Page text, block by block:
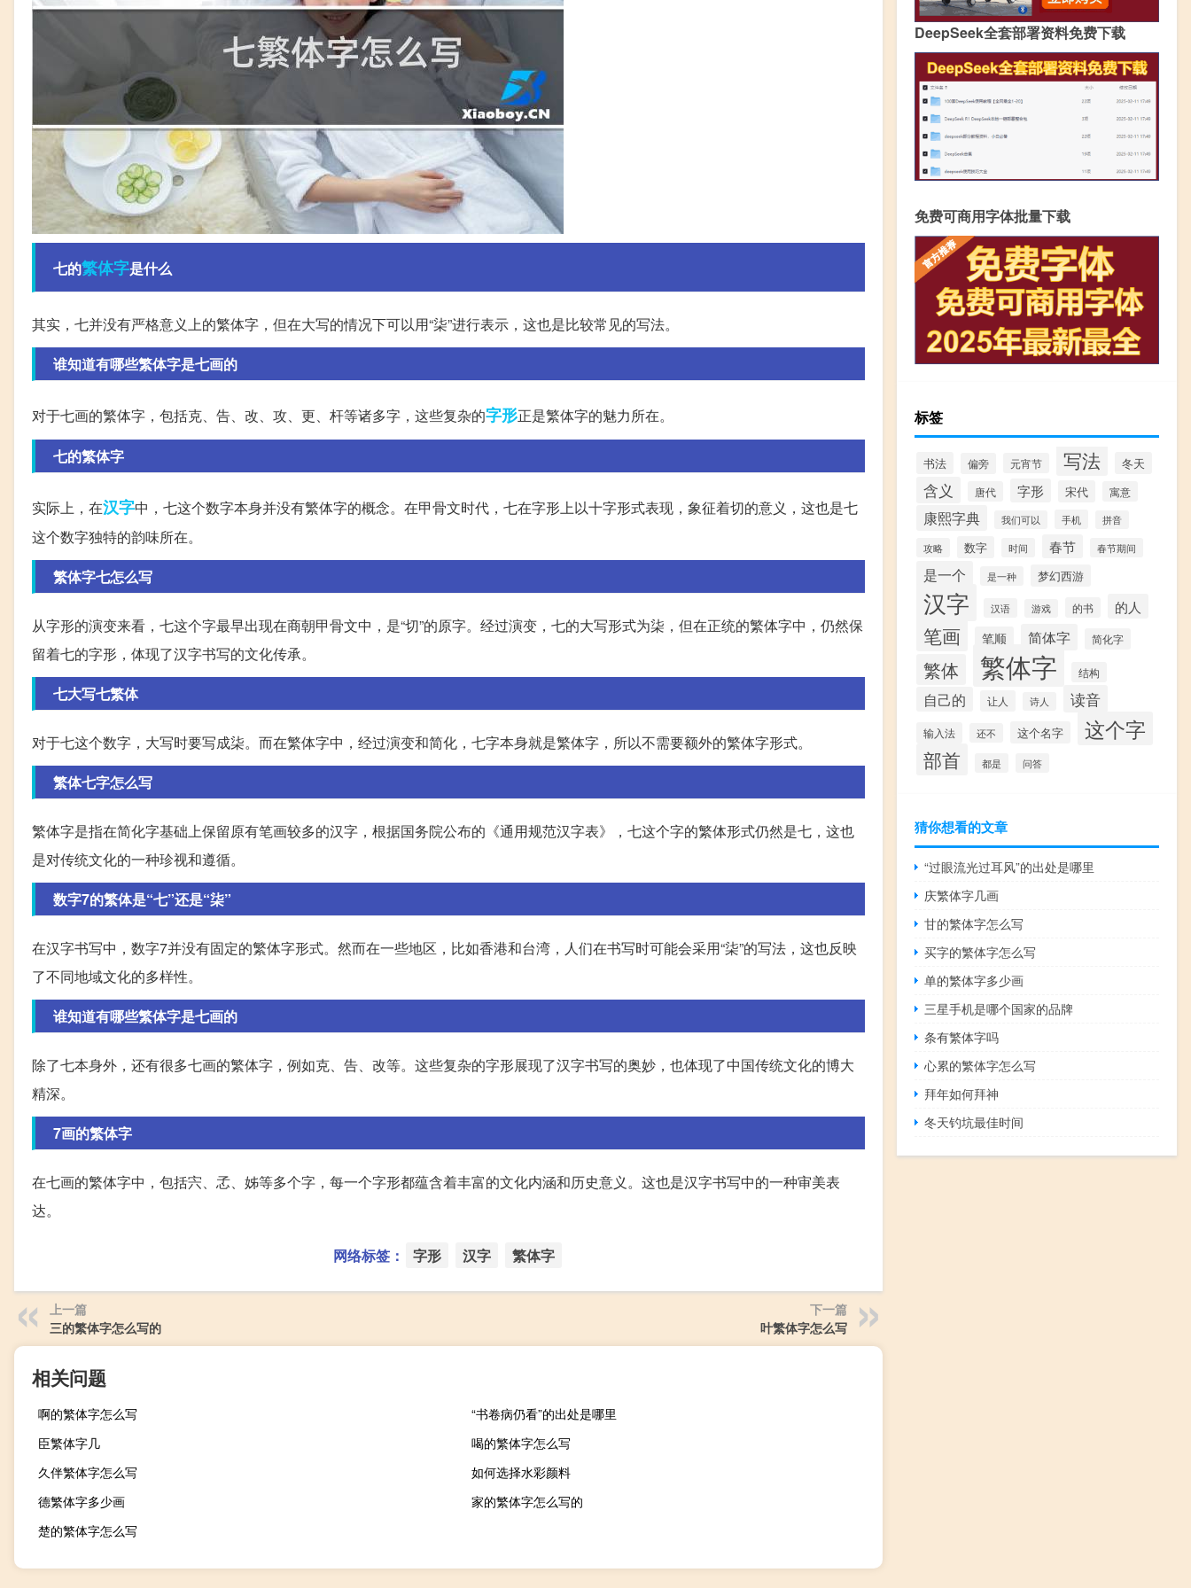
七的繁体字是什么
其实，七并没有严格意义上的繁体字，但在大写的情况下可以用“柒”进行表示，这也是比较常见的写法。
谁知道有哪些繁体字是七画的
对于七画的繁体字，包括克、告、改、攻、更、杆等诸多字，这些复杂的字形正是繁体字的魅力所在。
七的繁体字
实际上，在汉字中，七这个数字本身并没有繁体字的概念。在甲骨文时代，七在字形上以十字形式表现，象征着切的意义，这也是七
这个数字独特的韵味所在。
繁体字七怎么写
从字形的演变来看，七这个字最早出现在商朝甲骨文中，是“切”的原字。经过演变，七的大写形式为柒，但在正统的繁体字中，仍然保
留着七的字形，体现了汉字书写的文化传承。
七大写七繁体
对于七这个数字，大写时要写成柒。而在繁体字中，经过演变和简化，七字本身就是繁体字，所以不需要额外的繁体字形式。
繁体七字怎么写
繁体字是指在简化字基础上保留原有笔画较多的汉字，根据国务院公布的《通用规范汉字表》，七这个字的繁体形式仍然是七，这也
是对传统文化的一种珍视和遵循。
数字7的繁体是“七”还是“柒”
在汉字书写中，数字7并没有固定的繁体字形式。然而在一些地区，比如香港和台湾，人们在书写时可能会采用“柒”的写法，这也反映
了不同地域文化的多样性。
谁知道有哪些繁体字是七画的
除了七本身外，还有很多七画的繁体字，例如克、告、改等。这些复杂的字形展现了汉字书写的奥妙，也体现了中国传统文化的博大
精深。
7画的繁体字
在七画的繁体字中，包括宍、孞、姊等多个字，每一个字形都蕴含着丰富的文化内涵和历史意义。这也是汉字书写中的一种审美表
达。
网络标签： 字形 汉字 繁体字
上一篇
三的繁体字怎么写的
下一篇
叶繁体字怎么写
相关问题
啊的繁体字怎么写
“书卷病仍看”的出处是哪里
臣繁体字几
喝的繁体字怎么写
久伴繁体字怎么写
如何选择水彩颜料
德繁体字多少画
家的繁体字怎么写的
楚的繁体字怎么写
DeepSeek全套部署资料免费下载
免费可商用字体批量下载
标签
书法 偏旁 元宵节 写法 冬天
含义 唐代 字形 宋代 寓意
康熙字典 我们可以 手机 拼音
攻略 数字 时间 春节 春节期间
是一个 是一种 梦幻西游
汉字 汉语 游戏 的书 的人
笔画 笔顺 简体字 简化字
繁体 繁体字 结构
自己的 让人 诗人 读音
输入法 还不 这个名字 这个字
部首 都是 问答
猜你想看的文章
“过眼流光过耳风”的出处是哪里
庆繁体字几画
甘的繁体字怎么写
买字的繁体字怎么写
单的繁体字多少画
三星手机是哪个国家的品牌
条有繁体字吗
心累的繁体字怎么写
拜年如何拜神
冬天钓坑最佳时间